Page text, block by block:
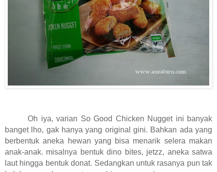
Oh iya, varian So Good Chicken Nugget ini banyak
banget lho, gak hanya yang original gini. Bahkan ada yang
berbentuk aneka hewan yang bisa menarik selera makan
anak-anak. misalnya bentuk dino bites, jetzz, aneka satwa
laut hingga bentuk donat. Sedangkan untuk rasanya pun tak